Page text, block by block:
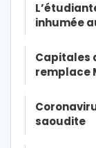
inhumée
Capitales
remplace
saoudite